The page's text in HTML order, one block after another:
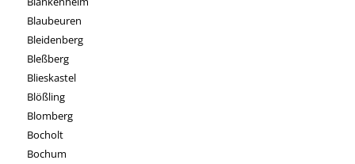
Blaubeuren
Bleidenberg
Bleßberg
Blieskastel
Blößling
Blomberg
Bocholt
Bochum